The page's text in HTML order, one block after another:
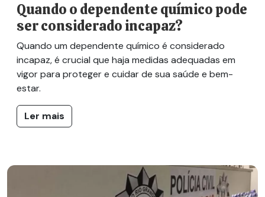
Quando o dependente químico pode
ser considerado incapaz?
Quando um dependente químico é considerado
incapaz, é crucial que haja medidas adequadas em
vigor para proteger e cuidar de sua saúde e bem-
estar.
Ler mais